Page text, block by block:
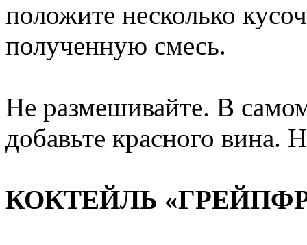
положите несколько
полученную смесь.
Не размешивайте. В
добавьте красного вина.
КОКТЕЙЛЬ